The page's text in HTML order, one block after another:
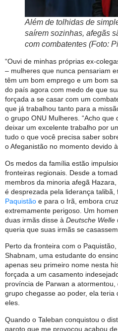
Além de tolhidas de
saírem sozinhas, afegãs
com combatentes (Foto:
“Ouvi de minhas próprias ex-
– mulheres que nunca pensariam
têm um bom emprego e um bom
do país agora com medo de que
forçada a se casar com um
que já trabalhou tanto para a
o grupo ONU Mulheres. “Acho
deixar um excelente trabalho por
tudo o que você precisa saber
o Afeganistão no momento devido
Os medos da família estão
fronteiras regionais. Desde a
membros da minoria afegã
é desprezada pela liderança
Paquistão e para o Irã, embora
extremamente perigoso. Um
duas irmãs disse à Deutsche Welle
queria que suas irmãs se
Perto da fronteira com o
Shabnam, uma estudante do
apenas seu primeiro nome nesta
forçada a um casamento
província de Parwan a
grupo chegasse ao poder, ela
eles.
Quando o Taleban conquistou o
garoto que me provocou acabou